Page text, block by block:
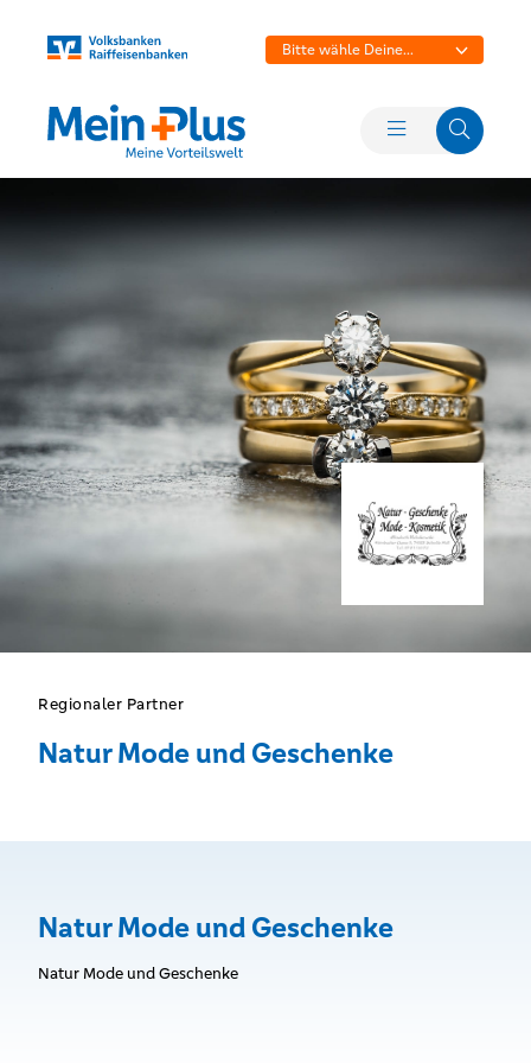
Bitte wähle Deine
Regionaler Partner
Natur Mode und Geschenke
Natur Mode und Geschenke
Natur Mode und Geschenke